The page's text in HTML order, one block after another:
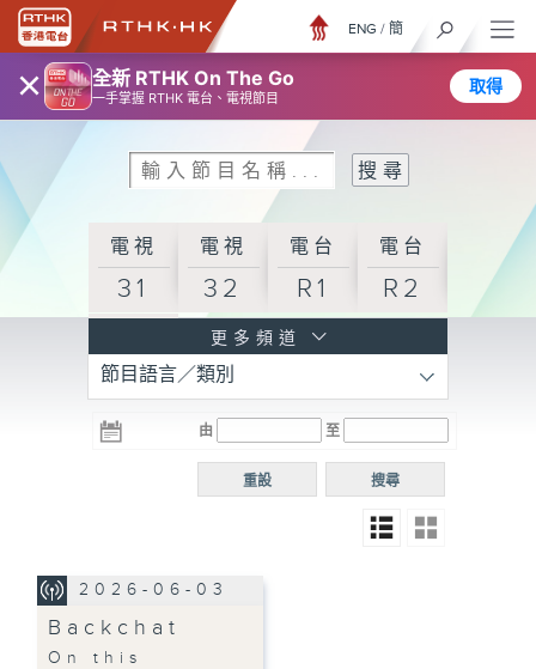
× 全新 RTHK On The Go
一手掌握 RTHK 電台、電視節目
取得
ENG / 簡
電視
31
電視
32
電台
R1
電台
R2
R3
電台 電台
R5
電台
普通
更多頻道
節目語言／類別
由 至
搜尋
重設
2026-06-03
Backchat
On this